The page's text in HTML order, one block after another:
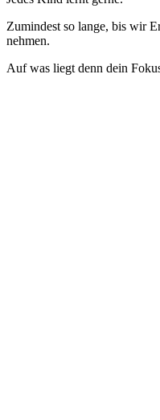
Zumindest so lange, bis wir
nehmen.
Auf was liegt denn dein